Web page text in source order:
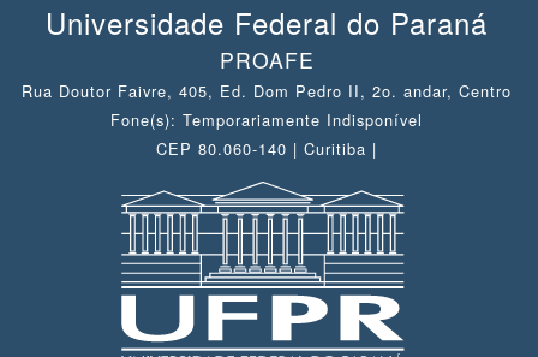
Universidade Federal do Paraná
PROAFE
Rua Doutor Faivre, 405, Ed. Dom Pedro II, 2o. andar, Centro
Fone(s): Temporariamente Indisponível
CEP 80.060-140 | Curitiba |